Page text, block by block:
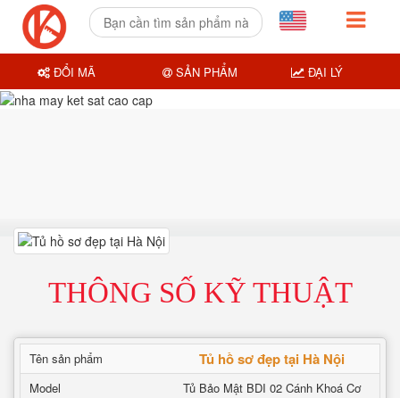
THÔNG SỐ KỸ THUẬT
Tên sản phẩm Tủ hồ sơ đẹp tại Hà Nội
Model
Tủ Bảo Mật BDI 02 Cánh Khoá Cơ
ĐỔI MÃ SẢN PHẨM ĐẠI LÝ